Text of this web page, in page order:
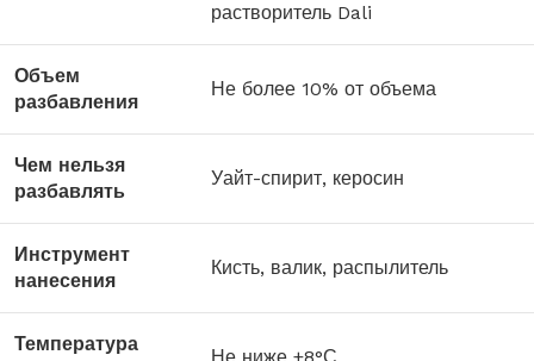
растворитель Dali
Объем
разбавления
Не более 10% от объема
Чем нельзя
разбавлять
Уайт-спирит, керосин
Инструмент
нанесения
Кисть, валик, распылитель
Температура